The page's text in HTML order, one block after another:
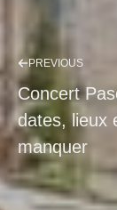
PREVIOUS
Concert
dates, lieux
manquer